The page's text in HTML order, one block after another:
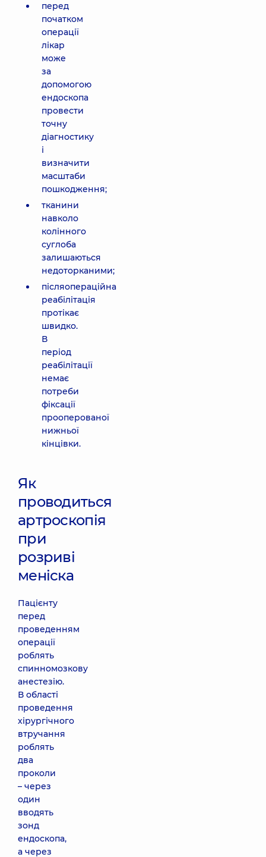
перед
початком
операції
лікар
може
за
допомогою
ендоскопа
провести
точну
діагностику
і
визначити
масштаби
пошкодження;
тканини
навколо
колінного
суглоба
залишаються
недоторканими;
післяопераційна
реабілітація
протікає
швидко.
В
період
реабілітації
немає
потреби
фіксації
прооперованої
нижньої
кінцівки.
Як
проводиться
артроскопія
при
розриві
меніска
Пацієнту
перед
проведенням
операції
роблять
спинномозкову
анестезію.
В області
проведення
хірургічного
втручання
роблять
два
проколи
– через
один
вводять
зонд
ендоскопа,
а через